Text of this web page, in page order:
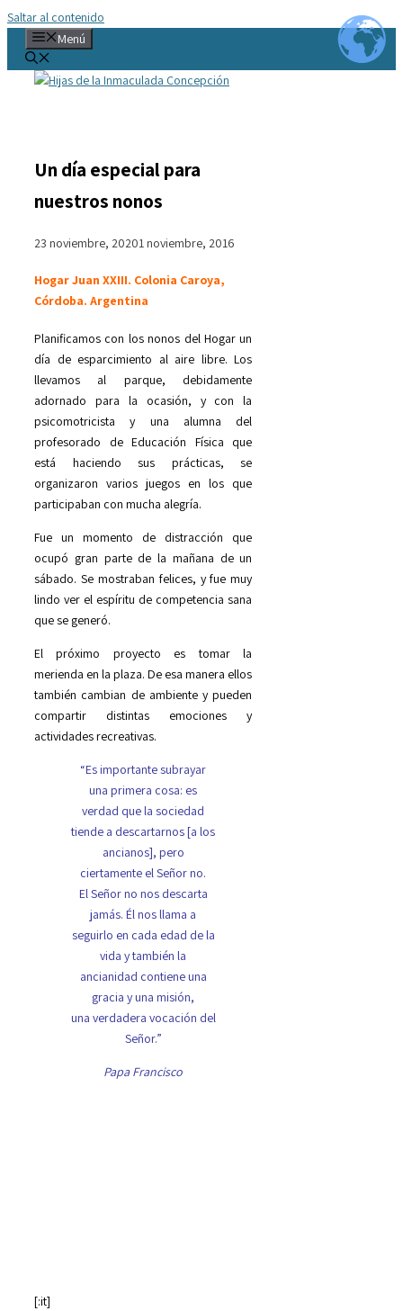
Saltar al contenido
Menú
Un día especial para
nuestros nonos
23 noviembre, 20201 noviembre, 2016
Hogar Juan XXIII. Colonia Caroya,
Córdoba. Argentina
Planificamos con los nonos del Hogar un
día de esparcimiento al aire libre. Los
llevamos al parque, debidamente
adornado para la ocasión, y con la
psicomotricista y una alumna del
profesorado de Educación Física que
está haciendo sus prácticas, se
organizaron varios juegos en los que
participaban con mucha alegría.
Fue un momento de distracción que
ocupó gran parte de la mañana de un
sábado. Se mostraban felices, y fue muy
lindo ver el espíritu de competencia sana
que se generó.
El próximo proyecto es tomar la
merienda en la plaza. De esa manera ellos
también cambian de ambiente y pueden
compartir distintas emociones y
actividades recreativas.
“Es importante subrayar
una primera cosa: es
verdad que la sociedad
tiende a descartarnos [a los
ancianos], pero
ciertamente el Señor no.
El Señor no nos descarta
jamás. Él nos llama a
seguirlo en cada edad de la
vida y también la
ancianidad contiene una
gracia y una misión,
una verdadera vocación del
Señor.”
Papa Francisco
[:it]